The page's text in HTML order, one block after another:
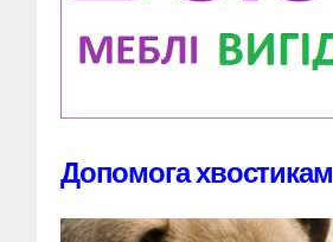
Допомога хвостикам